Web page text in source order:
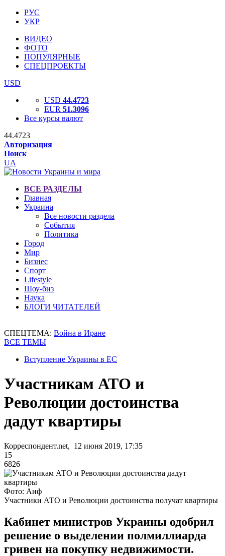
РУС
УКР
ВИДЕО
ФОТО
ПОПУЛЯРНЫЕ
СПЕЦПРОЕКТЫ
USD
USD 44.4723
EUR 51.3096
Все курсы валют
44.4723
Авторизация
Поиск
UA
ВСЕ РАЗДЕЛЫ
Главная
Украина
Все новости раздела
События
Политика
Город
Мир
Бизнес
Спорт
Lifestyle
Шоу-биз
Наука
БЛОГИ ЧИТАТЕЛЕЙ
СПЕЦТЕМА: Война в Иране
ВСЕ ТЕМЫ
Вступление Украины в ЕС
Участникам АТО и
Революции достоинства
дадут квартиры
Корреспондент.net, 12 июня 2019, 17:35
15
6826
Фото: Аиф
Участники АТО и Революции достоинства получат квартиры
Кабинет министров Украины одобрил
решение о выделении полмиллиарда
гривен на покупку недвижимости.